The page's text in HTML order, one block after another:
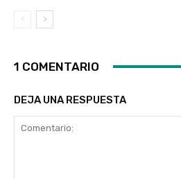
1 COMENTARIO
DEJA UNA RESPUESTA